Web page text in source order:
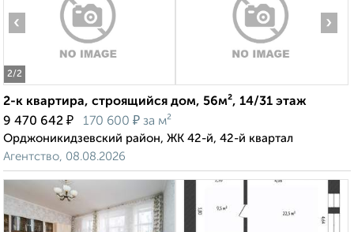
2/2
‹ ›
2-к квартира, строящийся дом, 56м², 14/31 этаж
9 470 642 ₽ 170 600 ₽ за м²
Орджоникидзевский район, ЖК 42-й, 42-й квартал
Агентство, 08.08.2026